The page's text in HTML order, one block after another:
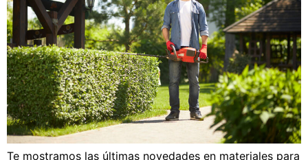
Te mostramos las últimas novedades en materiales para